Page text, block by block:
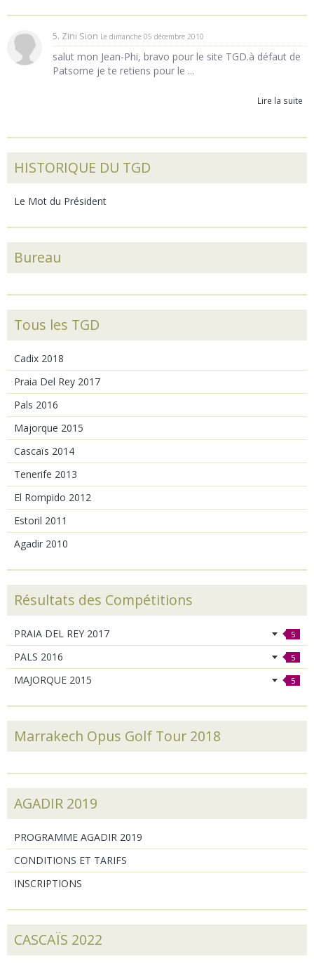
5. Zini Sion Le dimanche 05 décembre 2010
salut mon Jean-Phi, bravo pour le site TGD.à défaut de
Patsome je te retiens pour le ...
Lire la suite
HISTORIQUE DU TGD
Le Mot du Président
Bureau
Tous les TGD
Cadix 2018
Praia Del Rey 2017
Pals 2016
Majorque 2015
Cascaïs 2014
Tenerife 2013
El Rompido 2012
Estoril 2011
Agadir 2010
Résultats des Compétitions
PRAIA DEL REY 2017 5
PALS 2016 5
MAJORQUE 2015 5
Marrakech Opus Golf Tour 2018
AGADIR 2019
PROGRAMME AGADIR 2019
CONDITIONS ET TARIFS
INSCRIPTIONS
CASCAÏS 2022